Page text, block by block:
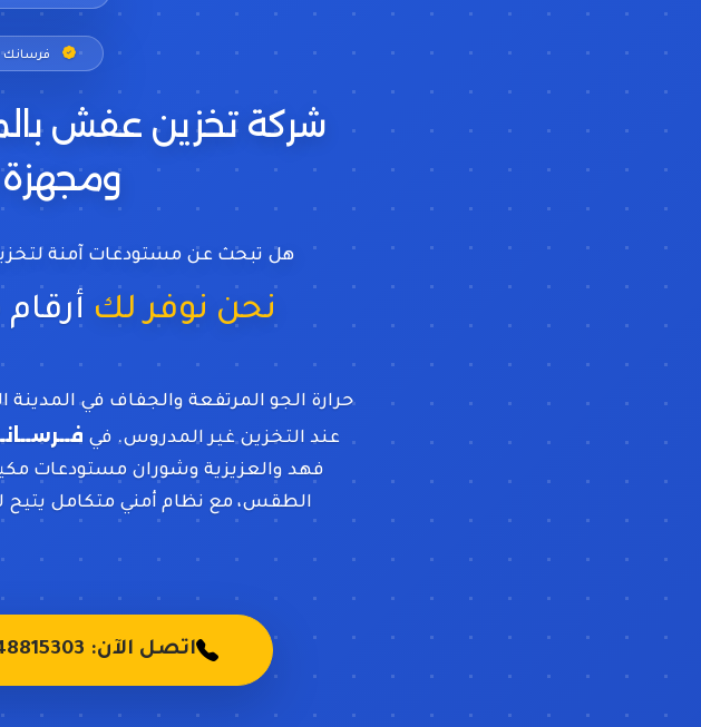
فرسانك
شركة تخزين عفش
ومجهزة
هل تبحث عن مستودعات آمنة
نحن نوفر لك
حرارة الجو المرتفعة والجفاف في
عند التخزين غير المدروس. في
فهد والعزيزية وشوران مستودعات
الطقس، مع نظام أمني متكامل يتيح
اتصل الآن: 0548815303